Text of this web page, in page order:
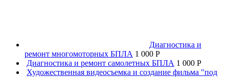
Диагностика и
ремонт многомоторных БПЛА 1 000 P
Диагностика и ремонт самолетных БПЛА 1 000 P
Художественная видеосъемка и создание фильма "под